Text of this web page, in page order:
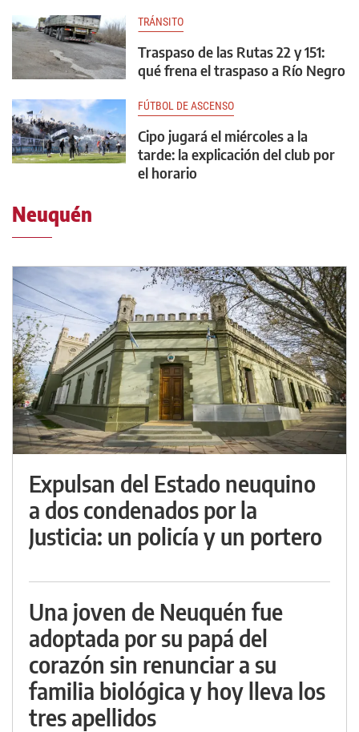
TRÁNSITO
Traspaso de las Rutas 22 y 151:
qué frena el traspaso a Río Negro
FÚTBOL DE ASCENSO
Cipo jugará el miércoles a la
tarde: la explicación del club por
el horario
Neuquén
Expulsan del Estado neuquino
a dos condenados por la
Justicia: un policía y un portero
Una joven de Neuquén fue
adoptada por su papá del
corazón sin renunciar a su
familia biológica y hoy lleva los
tres apellidos